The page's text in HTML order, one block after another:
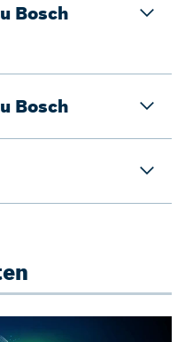
Bosch
Bosch